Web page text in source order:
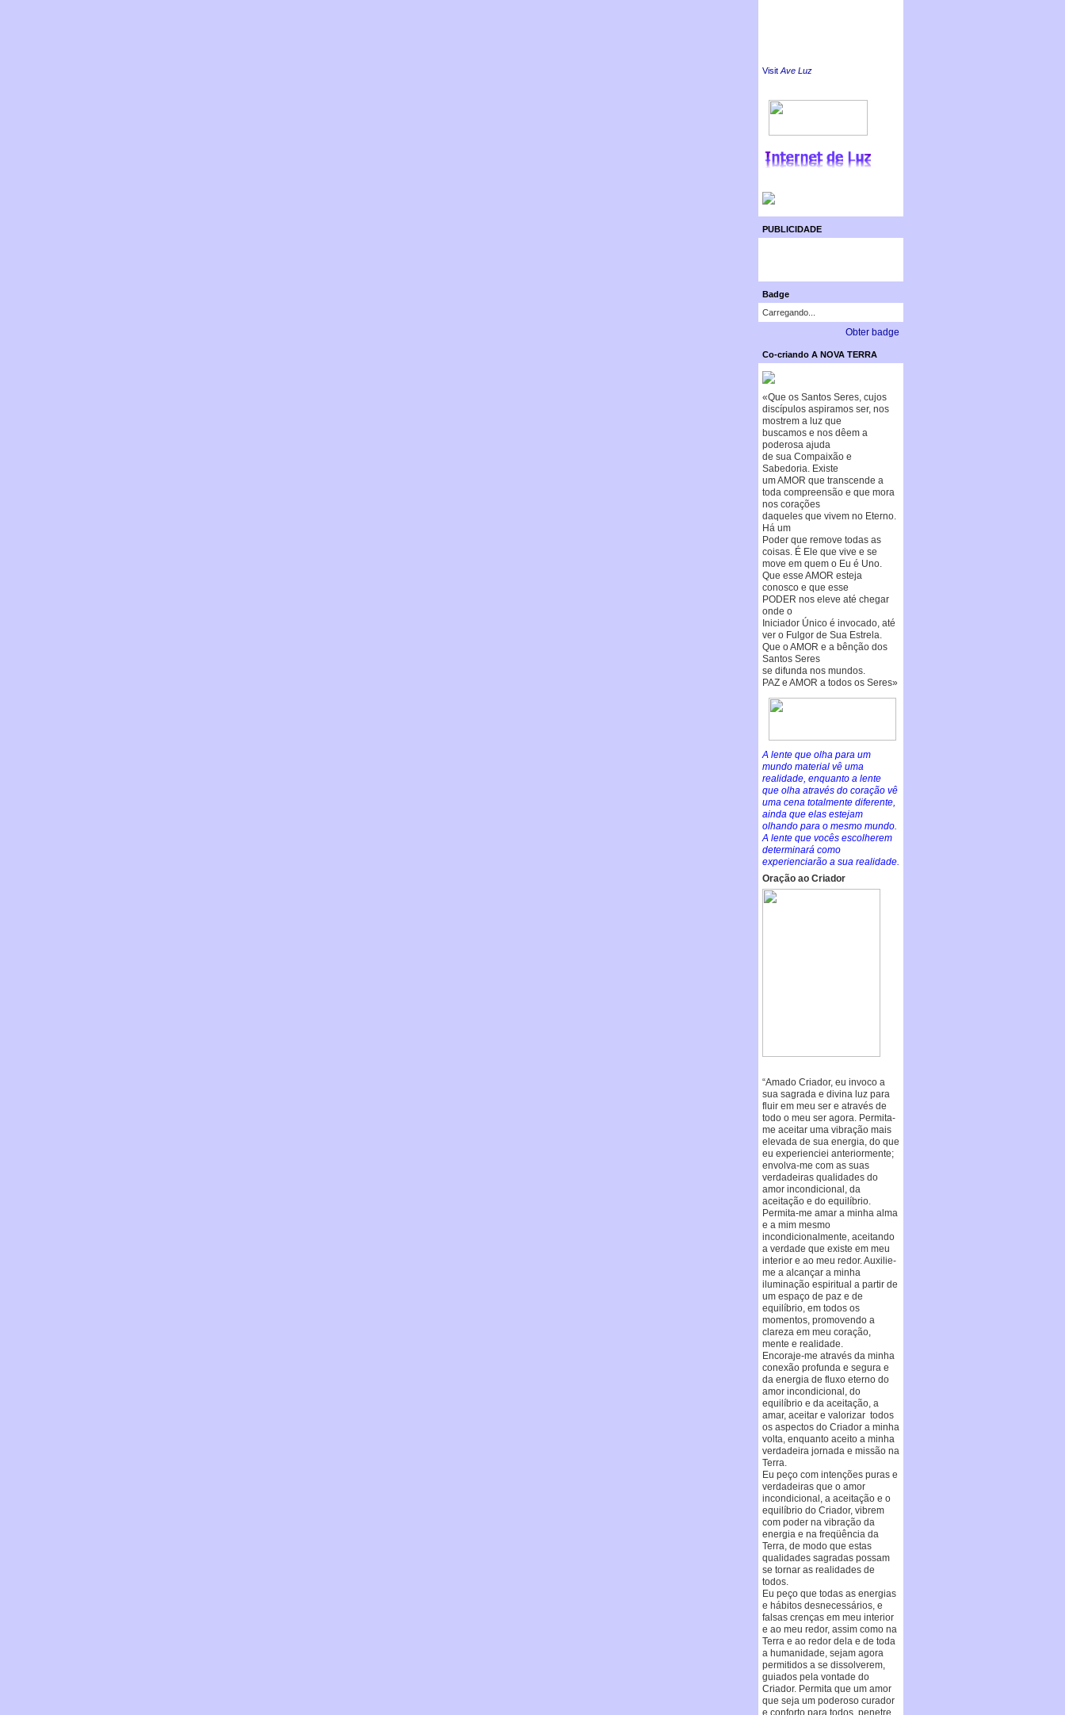
Visit Ave Luz
PUBLICIDADE
Badge
Carregando...
Obter badge
Co-criando A NOVA TERRA
«Que os Santos Seres, cujos
discípulos aspiramos ser, nos
mostrem a luz que
buscamos e nos dêem a
poderosa ajuda
de sua Compaixão e
Sabedoria. Existe
um AMOR que transcende a
toda compreensão e que mora
nos corações
daqueles que vivem no Eterno.
Há um
Poder que remove todas as
coisas. É Ele que vive e se
move em quem o Eu é Uno.
Que esse AMOR esteja
conosco e que esse
PODER nos eleve até chegar
onde o
Iniciador Único é invocado, até
ver o Fulgor de Sua Estrela.
Que o AMOR e a bênção dos
Santos Seres
se difunda nos mundos.
PAZ e AMOR a todos os Seres»
A lente que olha para um
mundo material vê uma
realidade, enquanto a lente
que olha através do coração vê
uma cena totalmente diferente,
ainda que elas estejam
olhando para o mesmo mundo.
A lente que vocês escolherem
determinará como
experienciarão a sua realidade.
Oração ao Criador
“Amado Criador, eu invoco a
sua sagrada e divina luz para
fluir em meu ser e através de
todo o meu ser agora. Permita-
me aceitar uma vibração mais
elevada de sua energia, do que
eu experienciei anteriormente;
envolva-me com as suas
verdadeiras qualidades do
amor incondicional, da
aceitação e do equilíbrio.
Permita-me amar a minha alma
e a mim mesmo
incondicionalmente, aceitando
a verdade que existe em meu
interior e ao meu redor. Auxilie-
me a alcançar a minha
iluminação espiritual a partir de
um espaço de paz e de
equilíbrio, em todos os
momentos, promovendo a
clareza em meu coração,
mente e realidade.
Encoraje-me através da minha
conexão profunda e segura e
da energia de fluxo eterno do
amor incondicional, do
equilíbrio e da aceitação, a
amar, aceitar e valorizar todos
os aspectos do Criador a minha
volta, enquanto aceito a minha
verdadeira jornada e missão na
Terra.
Eu peço com intenções puras e
verdadeiras que o amor
incondicional, a aceitação e o
equilíbrio do Criador, vibrem
com poder na vibração da
energia e na freqüência da
Terra, de modo que estas
qualidades sagradas possam
se tornar as realidades de
todos.
Eu peço que todas as energias
e hábitos desnecessários, e
falsas crenças em meu interior
e ao meu redor, assim como na
Terra e ao redor dela e de toda
a humanidade, sejam agora
permitidos a se dissolverem,
guiados pela vontade do
Criador. Permita que um amor
que seja um poderoso curador
e conforto para todos, penetre